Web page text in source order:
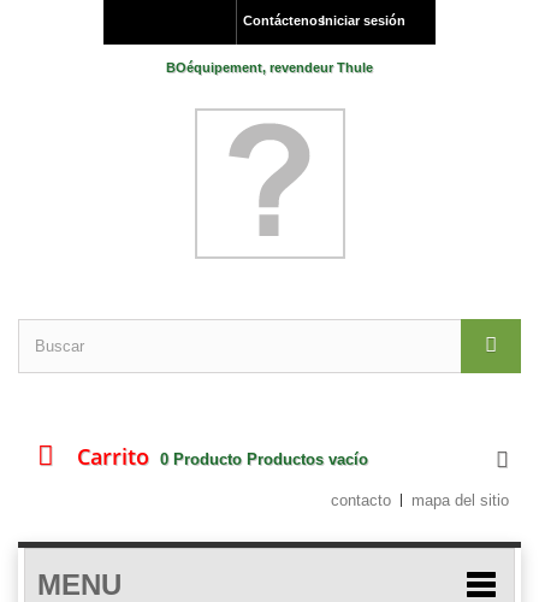
Iniciar sesión
Contáctenos
BOéquipement, revendeur Thule
Carrito 0 Producto Productos vacío
contacto mapa del sitio
MENU